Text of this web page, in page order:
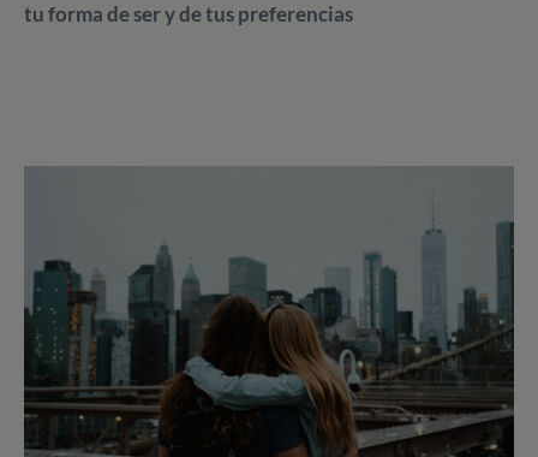
tu forma de ser y de tus preferencias